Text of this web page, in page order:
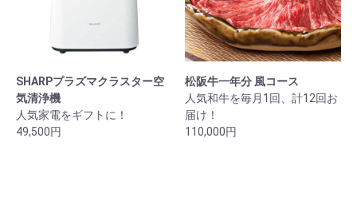
SHARPプラズマクラスター空
気清浄機
人気家電をギフトに！
49,500円
松阪牛一年分 風コース
人気和牛を毎月1回、計12回お
届け！
110,000円